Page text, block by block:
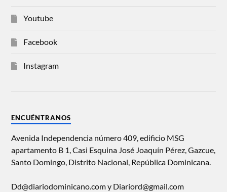
Youtube
Facebook
Instagram
ENCUÉNTRANOS
Avenida Independencia número 409, edificio MSG
apartamento B 1, Casi Esquina José Joaquín Pérez, Gazcue,
Santo Domingo, Distrito Nacional, República Dominicana.
Dd@diariodominicano.com y Diariord@gmail.com